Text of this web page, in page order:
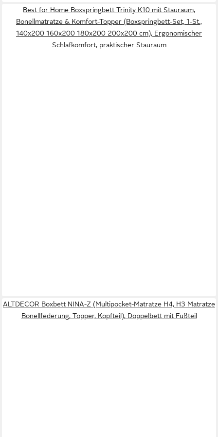
Best for Home Boxspringbett Trinity K10 mit Stauraum,
Bonellmatratze & Komfort-Topper (Boxspringbett-Set, 1-St.,
140x200 160x200 180x200 200x200 cm), Ergonomischer
Schlafkomfort, praktischer Stauraum
ALTDECOR Boxbett NINA-Z (Multipocket-Matratze H4, H3 Matratze
Bonellfederung, Topper, Kopfteil), Doppelbett mit Fußteil